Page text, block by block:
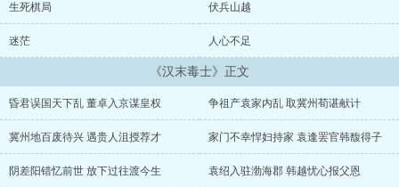
生死棋局 伏兵山越
迷茫 人心不足
《汉末毒士》正文
昏君误国天下乱 董卓入京谋皇权 争祖产袁家内乱 取冀州荀谌献计
冀州地百废待兴 遇贵人沮授荐才 家门不幸悍妇持家 袁逢罢官韩馥得子
阴差阳错忆前世 放下过往渡今生 袁绍入驻渤海郡 韩越忧心报父恩